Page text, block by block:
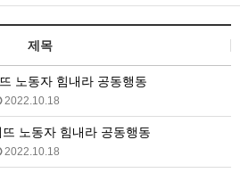
제목
노동자 힘내라 공동행동
2022.10.18
노동자 힘내라 공동행동
2022.10.18